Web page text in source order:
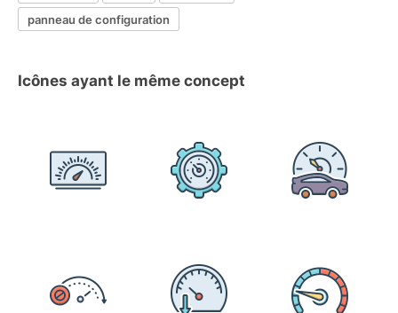
panneau de configuration
Icônes ayant le même concept